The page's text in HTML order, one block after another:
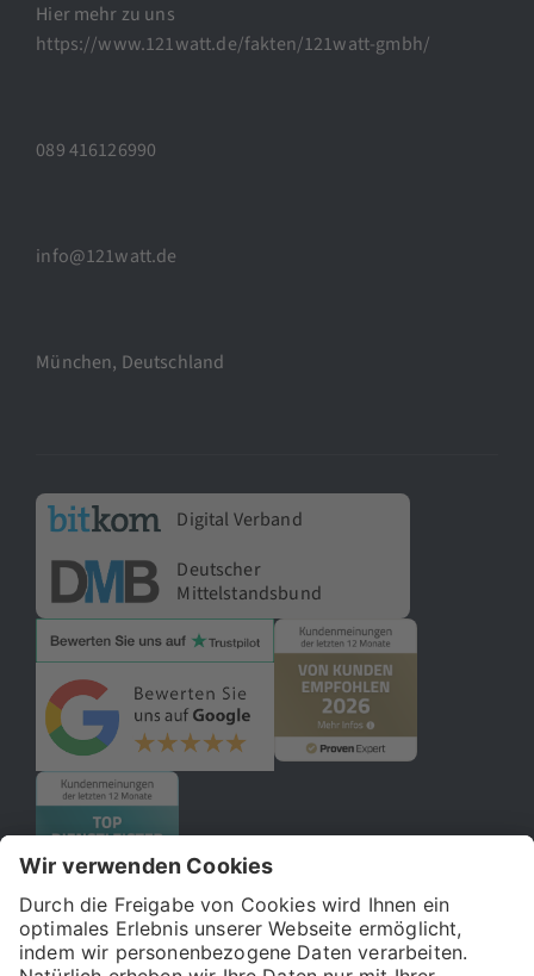
Hier mehr zu uns
https://www.121watt.de/fakten/121watt-gmbh/
089 416126990
info@121watt.de
München, Deutschland
Digital Verband
Deutscher
Mittelstandsbund